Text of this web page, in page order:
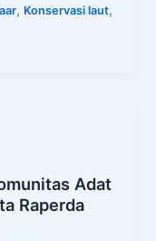
, Konservasi laut,
Adat
Raperda